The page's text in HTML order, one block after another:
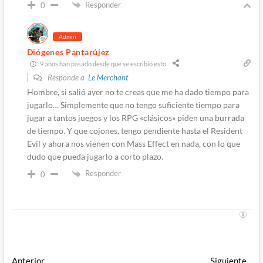
0 Responder
Admin
Diógenes Pantarújez
9 años han pasado desde que se escribió esto
Responde a Le Merchant
Hombre, si salió ayer no te creas que me ha dado tiempo para
jugarlo… Simplemente que no tengo suficiente tiempo para
jugar a tantos juegos y los RPG «clásicos» piden una burrada
de tiempo. Y que cojones, tengo pendiente hasta el Resident
Evil y ahora nos vienen con Mass Effect en nada, con lo que
dudo que pueda jugarlo a corto plazo.
0 Responder
AnteriorEntrada
Siguiente